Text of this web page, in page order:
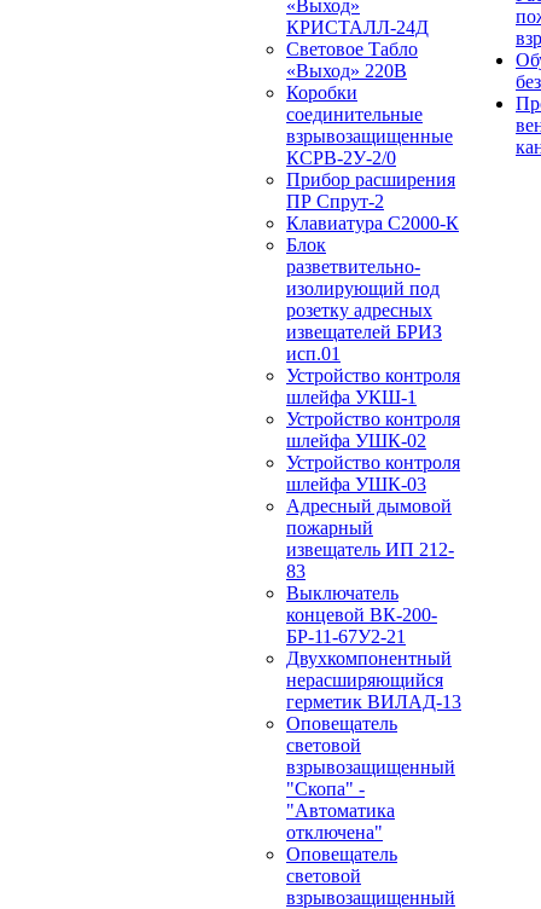
«Выход»
КРИСТАЛЛ-24Д
Световое Табло
«Выход» 220В
Коробки
соединительные
взрывозащищенные
КСРВ-2У-2/0
Прибор расширения
ПР Спрут-2
Клавиатура С2000-К
Блок
разветвительно-
изолирующий под
розетку адресных
извещателей БРИЗ
исп.01
Устройство контроля
шлейфа УКШ-1
Устройство контроля
шлейфа УШК-02
Устройство контроля
шлейфа УШК-03
Адресный дымовой
пожарный
извещатель ИП 212-
83
Выключатель
концевой ВК-200-
БР-11-67У2-21
Двухкомпонентный
нерасширяющийся
герметик ВИЛАД-13
Оповещатель
световой
взрывозащищенный
"Скопа" -
"Автоматика
отключена"
Оповещатель
световой
взрывозащищенный